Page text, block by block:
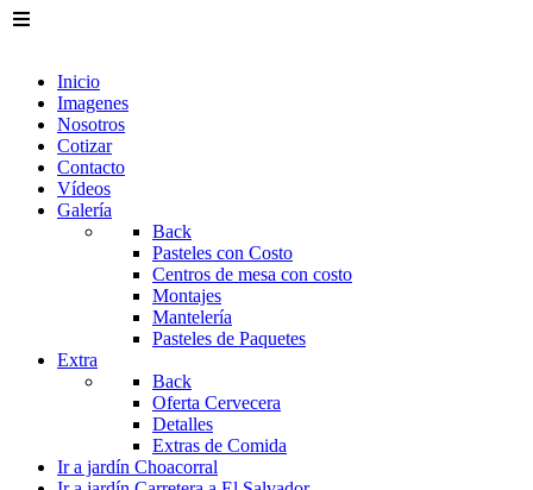
Inicio
Imagenes
Nosotros
Cotizar
Contacto
Vídeos
Galería
Back
Pasteles con Costo
Centros de mesa con costo
Montajes
Mantelería
Pasteles de Paquetes
Extra
Back
Oferta Cervecera
Detalles
Extras de Comida
Ir a jardín Choacorral